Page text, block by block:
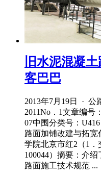
旧水泥混凝
客巴巴
2013年7月19日 · 公
2011No．1文章编
07中围分类号：
路面加铺改建与拓宽
学院北京市红2（1
100044）摘要：介
路面施工技术规范 ...